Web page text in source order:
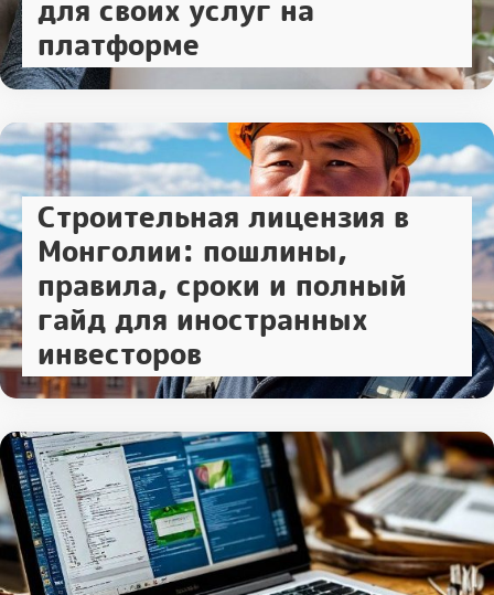
для своих услуг на
платформе
Строительная лицензия в
Монголии: пошлины,
правила, сроки и полный
гайд для иностранных
инвесторов